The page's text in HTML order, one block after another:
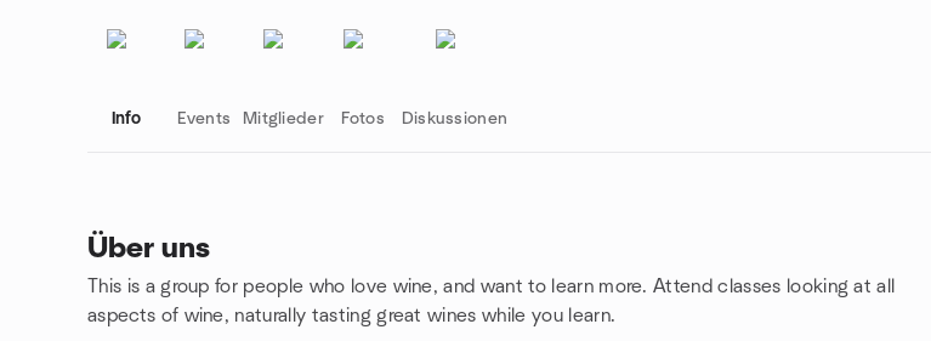
Info Events Mitglieder Fotos Diskussionen
Über uns
This is a group for people who love wine, and want to learn more. Attend classes looking at all
aspects of wine, naturally tasting great wines while you learn.
Gruppenlinks